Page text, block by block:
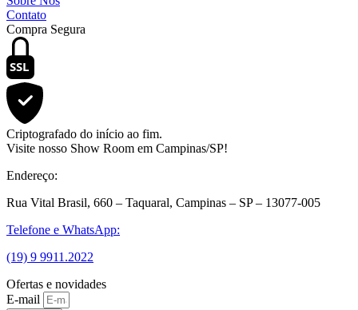
Contato
Compra Segura
SSL
Criptografado do início ao fim.
Visite nosso Show Room em Campinas/SP!
Endereço:
Rua Vital Brasil, 660 – Taquaral, Campinas – SP – 13077-005
Telefone e WhatsApp:
(19) 9 9911.2022
Ofertas e novidades
E-mail